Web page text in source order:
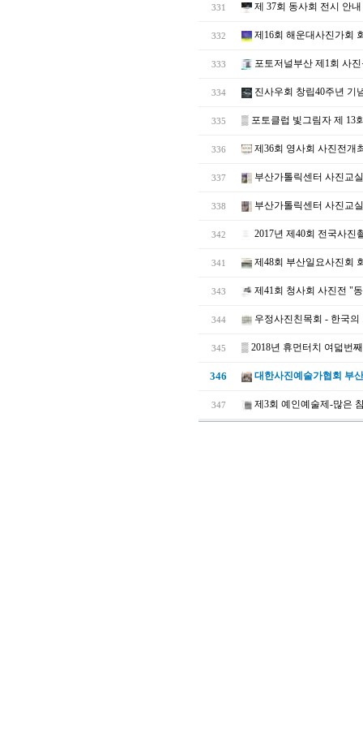
331 제 37회 동사회 전시 안내
332 제16회 해운대사진가회
333 포토저널부산 제1회 사
334 진사우회 창립40주년 기
335 ▒ 포토클럽 빛그림자 제 13
336 제36회 영사회 사진전개
337 부산가톨릭센터 사진교
338 부산가톨릭센터 사진교
342 2017년 제40회 전국사진
341 제48회 부산일요사진회
343 제41회 청사회 사진전 "
344 우정사진친목회 - 한국의
345 ▒ 2018년 휴먼터치 여덟번
346 대한사진예술가협회 부
347 제3회 예인예술제-많은